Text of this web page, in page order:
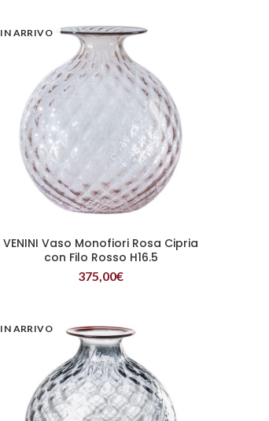
IN ARRIVO
LEGGI TUTTO
VENINI Vaso Monofiori Rosa Cipria
con Filo Rosso H16.5
375,00€
IN ARRIVO